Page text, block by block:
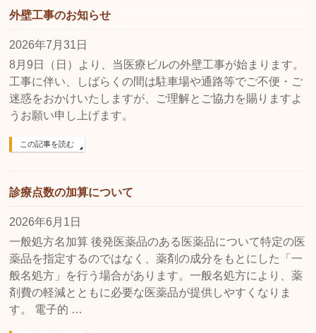
外壁工事のお知らせ
2026年7月31日
8月9日（日）より、当医療ビルの外壁工事が始まります。
工事に伴い、しばらくの間は駐車場や通路等でご不便・ご
迷惑をおかけいたしますが、ご理解とご協力を賜りますよ
うお願い申し上げます。
この記事を読む
診療点数の加算について
2026年6月1日
一般処方名加算 後発医薬品のある医薬品について特定の医
薬品を指定するのではなく、薬剤の成分をもとにした「一
般名処方」を行う場合があります。一般名処方により、薬
剤費の軽減とともに必要な医薬品が提供しやすくなりま
す。 電子的 …